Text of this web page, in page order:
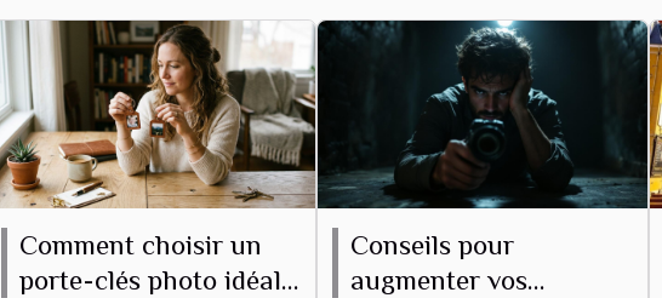
Comment choisir un
porte-clés photo idéal
Conseils pour
augmenter vos